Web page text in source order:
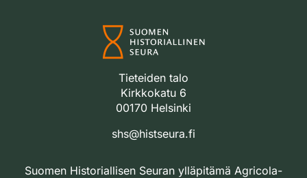
Tieteiden talo
Kirkkokatu 6
00170 Helsinki
shs@histseura.fi
Suomen Historiallisen Seuran ylläpitämä Agricola-